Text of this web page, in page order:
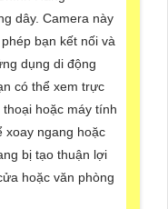
dây. Camera này
bạn kết nối và
dụng di động
có thể xem trực
hoặc máy tính
xoay ngang hoặc
bị tạo thuận lợi
hoặc văn phòng